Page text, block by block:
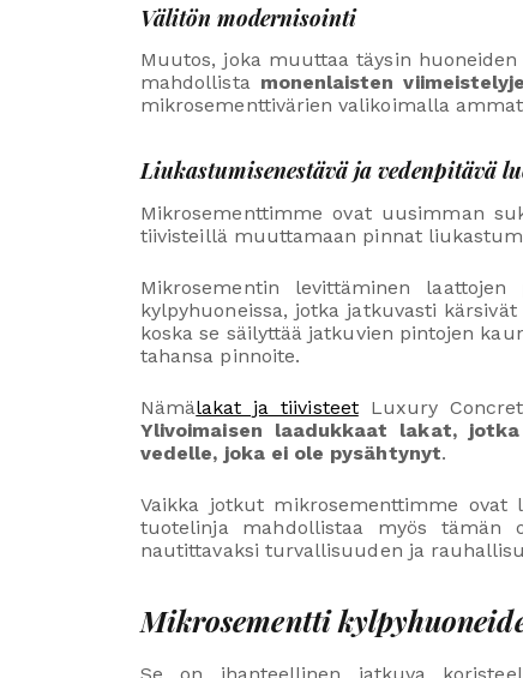
Välitön modernisointi
Muutos, joka muuttaa täysin
mahdollista monenlaisten
mikrosementtivärien valikoimalla
Liukastumisenestävä ja vedenpitävä
Mikrosementtimme ovat uusimman
tiivisteillä muuttamaan pinnat
Mikrosementin levittäminen
kylpyhuoneissa, jotka jatkuvasti
koska se säilyttää jatkuvien pintojen
tahansa pinnoite.
Nämälakat ja tiivisteet Luxury
Ylivoimaisen laadukkaat lakat,
vedelle, joka ei ole pysähtynyt.
Vaikka jotkut mikrosementtimme ovat
tuotelinja mahdollistaa myös tämän
nautittavaksi turvallisuuden ja
Mikrosementti
Se on ihanteellinen jatkuva